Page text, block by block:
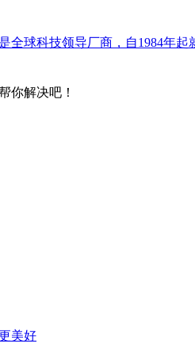
全球科技领导厂商，自1984年起
你解决吧！
美好